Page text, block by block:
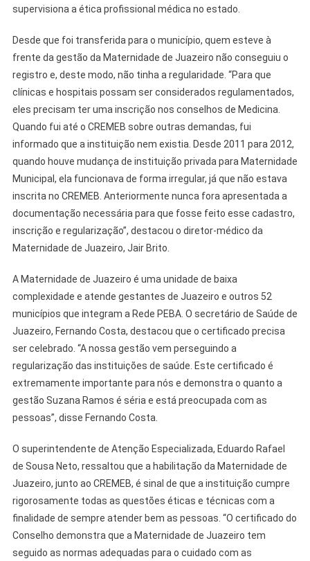
supervisiona a ética profissional médica no estado.
Desde que foi transferida para o município, quem esteve à
frente da gestão da Maternidade de Juazeiro não conseguiu o
registro e, deste modo, não tinha a regularidade. “Para que
clínicas e hospitais possam ser considerados regulamentados,
eles precisam ter uma inscrição nos conselhos de Medicina.
Quando fui até o CREMEB sobre outras demandas, fui
informado que a instituição nem existia. Desde 2011 para 2012,
quando houve mudança de instituição privada para Maternidade
Municipal, ela funcionava de forma irregular, já que não estava
inscrita no CREMEB. Anteriormente nunca fora apresentada a
documentação necessária para que fosse feito esse cadastro,
inscrição e regularização”, destacou o diretor-médico da
Maternidade de Juazeiro, Jair Brito.
A Maternidade de Juazeiro é uma unidade de baixa
complexidade e atende gestantes de Juazeiro e outros 52
municípios que integram a Rede PEBA. O secretário de Saúde de
Juazeiro, Fernando Costa, destacou que o certificado precisa
ser celebrado. “A nossa gestão vem perseguindo a
regularização das instituições de saúde. Este certificado é
extremamente importante para nós e demonstra o quanto a
gestão Suzana Ramos é séria e está preocupada com as
pessoas”, disse Fernando Costa.
O superintendente de Atenção Especializada, Eduardo Rafael
de Sousa Neto, ressaltou que a habilitação da Maternidade de
Juazeiro, junto ao CREMEB, é sinal de que a instituição cumpre
rigorosamente todas as questões éticas e técnicas com a
finalidade de sempre atender bem as pessoas. “O certificado do
Conselho demonstra que a Maternidade de Juazeiro tem
seguido as normas adequadas para o cuidado com as